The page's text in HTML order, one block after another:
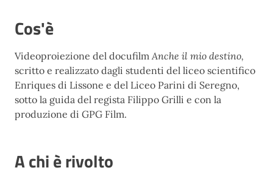
Cos'è
Videoproiezione del docufilm Anche il mio destino,
scritto e realizzato dagli studenti del liceo scientifico
Enriques di Lissone e del Liceo Parini di Seregno,
sotto la guida del regista Filippo Grilli e con la
produzione di GPG Film.
A chi è rivolto